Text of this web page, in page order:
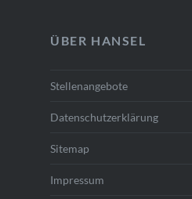
ÜBER HANSEL
Stellenangebote
Datenschutzerklärung
Sitemap
Impressum